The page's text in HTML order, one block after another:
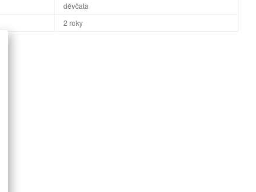
děvčata
2 roky